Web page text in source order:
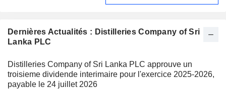
Dernières Actualités : Distilleries Company of Sri
Lanka PLC
Distilleries Company of Sri Lanka PLC approuve un
troisieme dividende interimaire pour l'exercice 2025-2026,
payable le 24 juillet 2026